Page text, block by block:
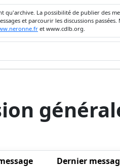
La possibilité de publier des
et parcourir les discussions
et www.cdlb.org.
Dernier